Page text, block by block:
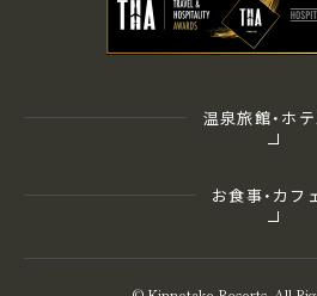
温泉旅館・ホ
お食事・カフ